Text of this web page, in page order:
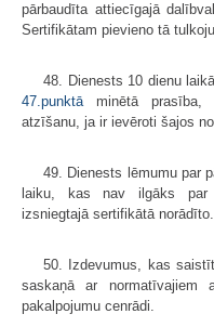
pārbaudīta attiecīgajā
Sertifikātam pievieno tā
48. Dienests 10 dienu
47.punktāminētā prasība,
atzīšanu, ja ir ievēroti šajos
49. Dienests lēmumu par
laiku, kas nav ilgāks par
izsniegtajā sertifikātā norādīto.
50. Izdevumus, kas
saskaņā ar normatīvajiem
pakalpojumu cenrādi.